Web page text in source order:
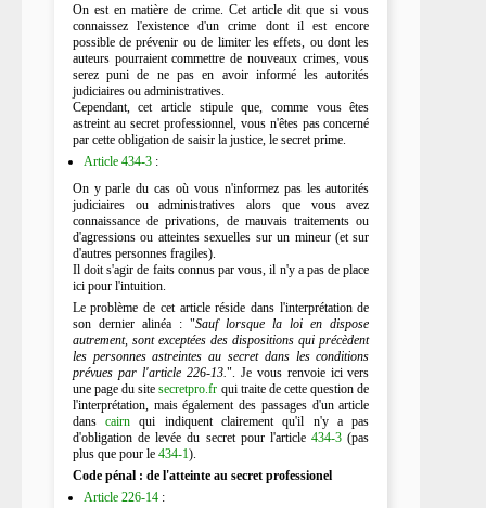
On est en matière de crime. Cet article dit que si vous
connaissez l'existence d'un crime dont il est encore
possible de prévenir ou de limiter les effets, ou dont les
auteurs pourraient commettre de nouveaux crimes, vous
serez puni de ne pas en avoir informé les autorités
judiciaires ou administratives.
Cependant, cet article stipule que, comme vous êtes
astreint au secret professionnel, vous n'êtes pas concerné
par cette obligation de saisir la justice, le secret prime.
Article 434-3:
On y parle du cas où vous n'informez pas les autorités
judiciaires ou administratives alors que vous avez
connaissance de privations, de mauvais traitements ou
d'agressions ou atteintes sexuelles sur un mineur (et sur
d'autres personnes fragiles).
Il doit s'agir de faits connus par vous, il n'y a pas de place
ici pour l'intuition.
Le problème de cet article réside dans l'interprétation de
son dernier alinéa : "Sauf lorsque la loi en dispose
autrement, sont exceptées des dispositions qui précèdent
les personnes astreintes au secret dans les conditions
prévues par l'article 226-13.". Je vous renvoie ici vers
une page du sitesecretpro.fr qui traite de cette question de
l'interprétation, mais également des passages d'un article
danscairn qui indiquent clairement qu'il n'y a pas
d'obligation de levée du secret pour l'article434-3 (pas
plus que pour le 434-1).
Code pénal : de l'atteinte au secret professionel
Article 226-14: